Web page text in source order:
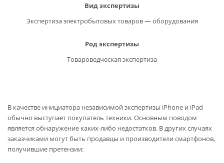
Вид экспертизы
Экспертиза электробытовых товаров — оборудования
Род экспертизы
Товароведческая экспертиза
В качестве инициатора независимой экспертизы iPhone и iPad
обычно выступает покупатель техники. Основным поводом
является обнаружение каких-либо недостатков. В других случаях
заказчиками могут быть продавцы и производители смартфонов,
получившие претензии: